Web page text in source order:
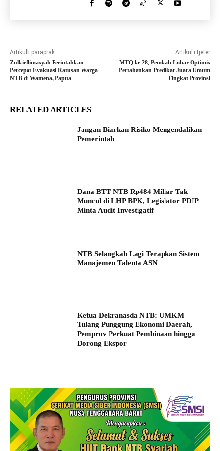
Artikulli paraprak
Zulkieflimasyah Perintahkan
Percepat Evakuasi Ratusan Warga
NTB di Wamena, Papua
Artikulli tjetër
MTQ ke 28, Pemkab Lobar Optimis
Pertahankan Predikat Juara Umum
Tingkat Provinsi
RELATED ARTICLES
Jangan Biarkan Risiko Mengendalikan
Pemerintah
Dana BTT NTB Rp484 Miliar Tak
Muncul di LHP BPK, Legislator PDIP
Minta Audit Investigatif
NTB Selangkah Lagi Terapkan Sistem
Manajemen Talenta ASN
Ketua Dekranasda NTB: UMKM
Tulang Punggung Ekonomi Daerah,
Pemprov Perkuat Pembinaan hingga
Dorong Ekspor